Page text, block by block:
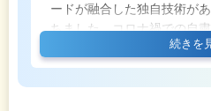
ードが融合した独自技術が
ちました。コロナ禍での自
ラミングを勉強、後輩の計
いた経験もあり、学んでき
を活かすことができるので
続きを